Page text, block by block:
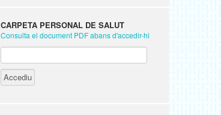
CARPETA PERSONAL DE SALUT
Consulta el document PDF abans d'accedir-hi